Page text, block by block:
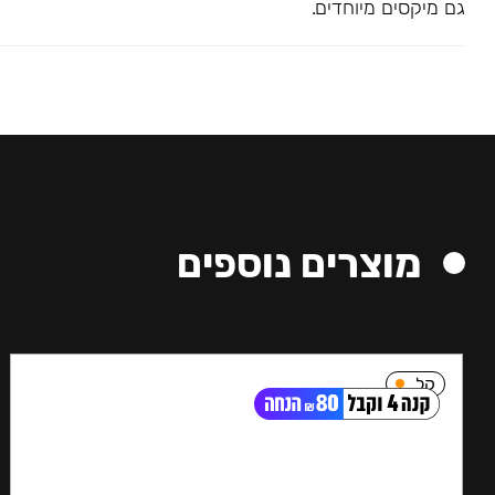
גם מיקסים מיוחדים.
מוצרים נוספים
קל